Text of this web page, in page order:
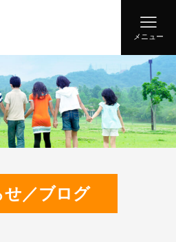
メニュー
せ／ブログ